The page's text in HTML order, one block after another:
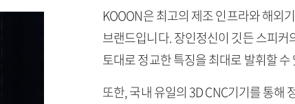
KOOON은 최고의 제조 인프라와 해외
브랜드입니다. 장인정신이 깃든 스피
토대로 정교한 특징을 최대로 발휘할
또한, 국내 유일의 3D CNC기기를 통해